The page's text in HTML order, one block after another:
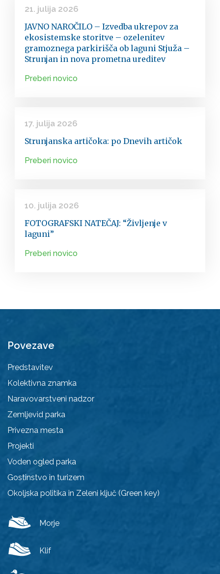
21. julija 2026
JAVNO NAROČILO – Izvedba ukrepov za
ekosistemske storitve – ozelenitev
gramoznega parkirišča ob laguni Stjuža –
Strunjan in nova prometna ureditev
Preberi novico
17. julija 2026
Strunjanska artičoka: po Dnevih artičok
Preberi novico
10. julija 2026
FOTOGRAFSKI NATEČAJ: “Življenje v
laguni”
Preberi novico
Povezave
Predstavitev
Kolektivna znamka
Naravovarstveni nadzor
Zemljevid parka
Privezna mesta
Projekti
Voden ogled parka
Gostinstvo in turizem
Okoljska politika in Zeleni ključ (Green key)
Morje
Klif